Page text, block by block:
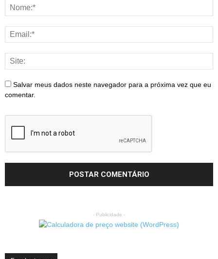
Salvar meus dados neste navegador para a próxima vez que eu
comentar.
- Publicidade -